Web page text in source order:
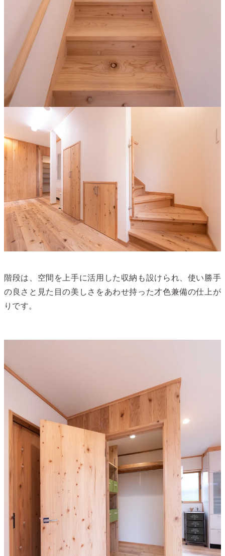
階段は、空間を上手に活用した収納も設けられ、使い勝手
の良さと見た目の美しさをあわせ持った才色兼備の仕上が
りです。